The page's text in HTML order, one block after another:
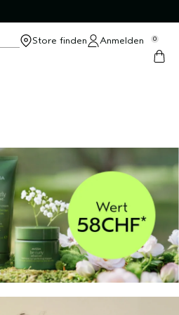
Store finden Anmelden 0